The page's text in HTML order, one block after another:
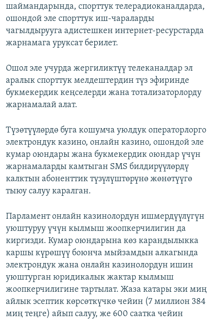
шаймандарында, спорттук телерадиоканалдарда,
ошондой эле спорттук иш-чараларды
чагылдырууга адистешкен интернет-ресурстарда
жарнамага уруксат берилет.
Ошол эле учурда жергиликтүү телеканалдар эл
аралык спорттук мелдештердин түз эфиринде
букмекердик кеңселерди жана тотализаторлорду
жарнамалай алат.
Түзөтүүлөрдө буга кошумча уюлдук операторлорго
электрондук казино, онлайн казино, ошондой эле
кумар оюндары жана букмекердик оюндар үчүн
жарнамаларды камтыган SMS билдирүүлөрдү
калктын абоненттик түзүлүштөрүнө жөнөтүүгө
тыюу салуу каралган.
Парламент онлайн казинолордун ишмердүүлүгүн
уюштуруу үчүн кылмыш жоопкерчилигин да
киргизди. Кумар оюндарына көз карандылыкка
каршы күрөшүү боюнча мыйзамдын алкагында
электрондук жана онлайн казинолордун ишин
уюштурган юридикалык жактар кылмыш
жоопкерчилигине тартылат. Жаза катары эки миң
айлык эсептик көрсөткүчкө чейин (7 миллион 384
миң теңге) айып салуу, же 600 саатка чейин